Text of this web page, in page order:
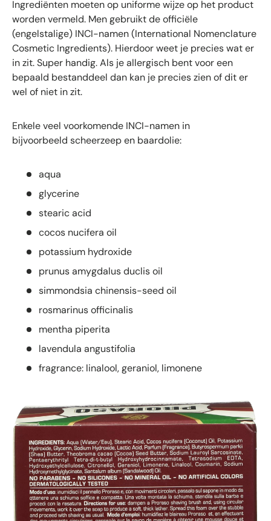
Ingrediënten moeten op uniforme wijze op het product
worden vermeld. Men gebruikt de officiële
(engelstalige) INCI-namen (International Nomenclature
Cosmetic Ingredients). Hierdoor weet je precies wat er
in zit. Super handig. Als je allergisch bent voor een
bepaald bestanddeel dan kan je precies zien of dit er
wel of niet in zit.
Enkele veel voorkomende INCI-namen in
bijvoorbeeld scheerzeep en baardolie:
aqua
glycerine
stearic acid
cocos nucifera oil
potassium hydroxide
prunus amygdalus duclis oil
simmondsia chinensis-seed oil
rosmarinus officinalis
mentha piperita
lavendula angustifolia
fragrance: linalool, geraniol, limonene